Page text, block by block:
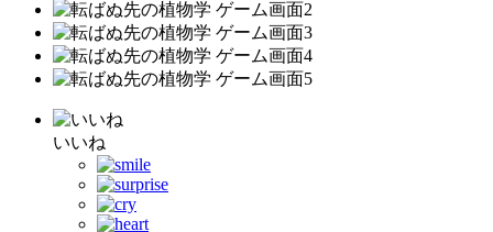
いいね